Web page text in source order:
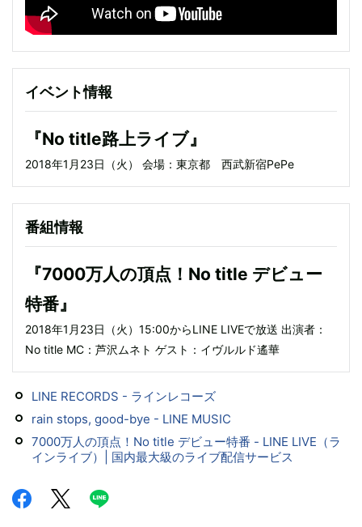
イベント情報
『No title路上ライブ』
2018年1月23日（火） 会場：東京都 西武新宿PePe
番組情報
『7000万人の頂点！No title デビュー
特番』
2018年1月23日（火）15:00からLINE LIVEで放送 出演者：
No title MC：芦沢ムネト ゲスト：イヴルルド遙華
LINE RECORDS - ラインレコーズ
rain stops, good-bye - LINE MUSIC
7000万人の頂点！No title デビュー特番 - LINE LIVE（ラ
インライブ）| 国内最大級のライブ配信サービス